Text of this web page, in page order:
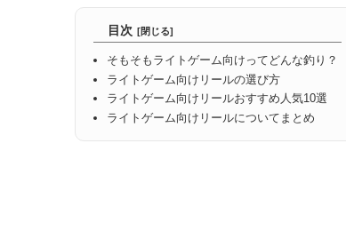
目次
そもそもライトゲーム向けってどんな釣り？
ライトゲーム向けリールの選び方
ライトゲーム向けリールおすすめ人気10選
ライトゲーム向けリールについてまとめ